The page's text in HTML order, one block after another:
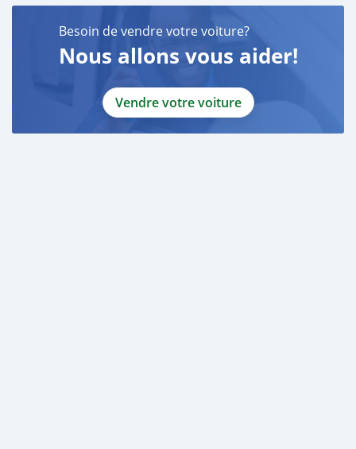
Besoin de vendre votre voiture?
Nous allons vous aider!
Vendre votre voiture